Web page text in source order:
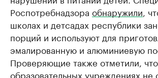
Роспотребнадзора обнаружили,
школах и детсадах республики
порций и используют для
эмалированную и алюминиевую
Проверяющие также отметили,
образовательных учреждениях не